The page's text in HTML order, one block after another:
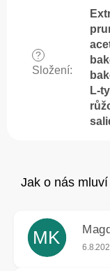
?
Složení:
L-
MK